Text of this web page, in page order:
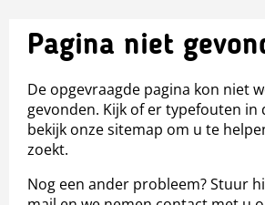
Pagina niet
De opgevraagde pagina kon niet
gevonden. Kijk of er typefouten in
bekijk onze sitemap om u te
zoekt.
Nog een ander probleem? Stuur